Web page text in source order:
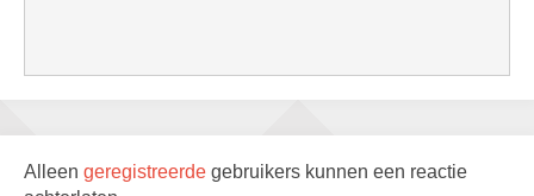
Alleen geregistreerde gebruikers kunnen een reactie